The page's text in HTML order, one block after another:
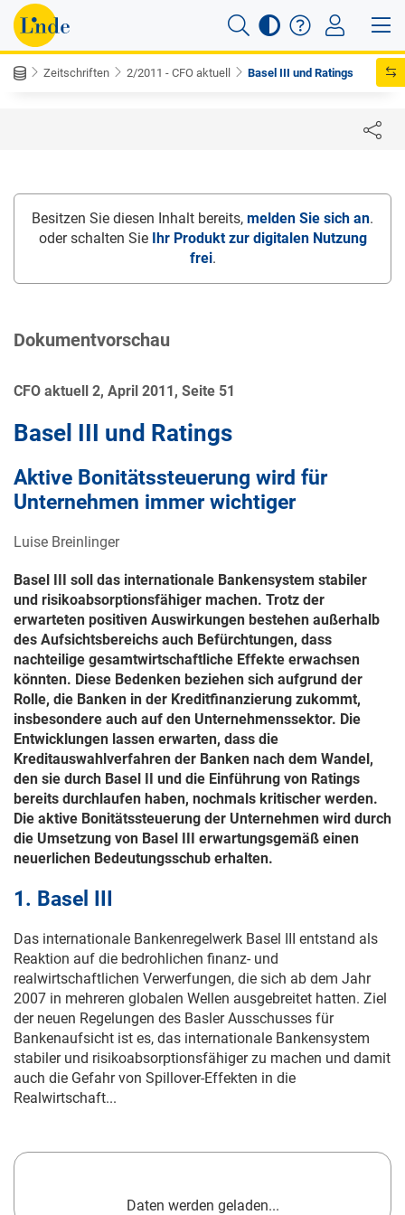
Zeitschriften 2/2011 - CFO aktuell Basel III und Ratings
Besitzen Sie diesen Inhalt bereits, melden Sie sich an.
oder schalten Sie Ihr Produkt zur digitalen Nutzung
frei.
Dokumentvorschau
CFO aktuell 2, April 2011, Seite 51
Basel III und Ratings
Aktive Bonitätssteuerung wird für
Unternehmen immer wichtiger
Luise Breinlinger
Basel III soll das internationale Bankensystem stabiler
und risikoabsorptionsfähiger machen. Trotz der
erwarteten positiven Auswirkungen bestehen außerhalb
des Aufsichtsbereichs auch Befürchtungen, dass
nachteilige gesamtwirtschaftliche Effekte erwachsen
könnten. Diese Bedenken beziehen sich aufgrund der
Rolle, die Banken in der Kreditfinanzierung zukommt,
insbesondere auch auf den Unternehmenssektor. Die
Entwicklungen lassen erwarten, dass die
Kreditauswahlverfahren der Banken nach dem Wandel,
den sie durch Basel II und die Einführung von Ratings
bereits durchlaufen haben, nochmals kritischer werden.
Die aktive Bonitätssteuerung der Unternehmen wird durch
die Umsetzung von Basel III erwartungsgemäß einen
neuerlichen Bedeutungsschub erhalten.
1. Basel III
Das internationale Bankenregelwerk Basel III entstand als
Reaktion auf die bedrohlichen finanz- und
realwirtschaftlichen Verwerfungen, die sich ab dem Jahr
2007 in mehreren globalen Wellen ausgebreitet hatten. Ziel
der neuen Regelungen des Basler Ausschusses für
Bankenaufsicht ist es, das internationale Bankensystem
stabiler und risikoabsorptionsfähiger zu machen und damit
auch die Gefahr von Spillover-Effekten in die
Realwirtschaft...
Daten werden geladen...